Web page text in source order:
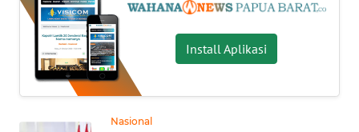
Install Aplikasi
Nasional
KHAS
SERBA-
SERBI